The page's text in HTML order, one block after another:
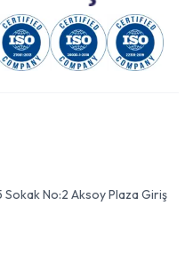
Sokak No:2 Aksoy Plaza Giriş